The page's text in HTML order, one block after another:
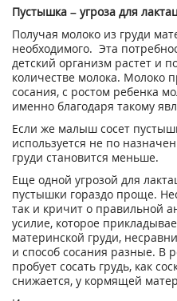
Пустышка – угроза для
Получая молоко из груди
необходимого. Эта
детский организм растет и
количестве молока. Молоко
сосания, с ростом ребенка
именно благодаря такому
Если же малыш сосет
используется не по
груди становится меньше.
Еще одной угрозой для
пустышки гораздо проще.
так и кричит о правильной
усилие, которое
материнской груди,
и способ сосания разные. В
пробует сосать грудь, как
снижается, у кормящей